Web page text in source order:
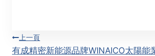
文上一頁
有成精密新能源品牌WINAICO太陽能